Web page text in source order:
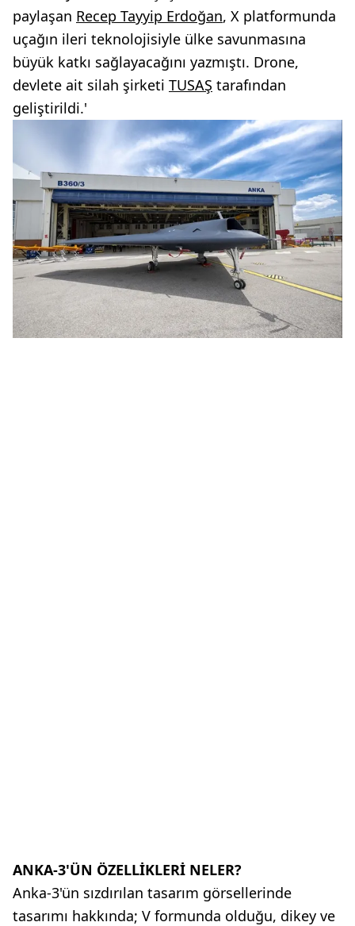
paylaşan Recep Tayyip Erdoğan, X platformunda
uçağın ileri teknolojisiyle ülke savunmasına
büyük katkı sağlayacağını yazmıştı. Drone,
devlete ait silah şirketi TUSAŞ tarafından
geliştirildi.'
ANKA-3'ÜN ÖZELLİKLERİ NELER?
Anka-3'ün sızdırılan tasarım görsellerinde
tasarımı hakkında; V formunda olduğu, dikey ve